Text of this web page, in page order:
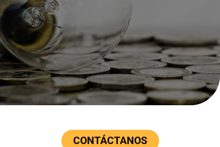
CONTÁCTANOS